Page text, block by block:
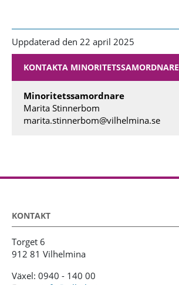
Uppdaterad den 22 april 2025
KONTAKTA MINORITETSSAMORDNARE
Minoritetssamordnare
Marita Stinnerbom
marita.stinnerbom@vilhelmina.se
KONTAKT
Torget 6
912 81 Vilhelmina
Växel: 0940 - 140 00